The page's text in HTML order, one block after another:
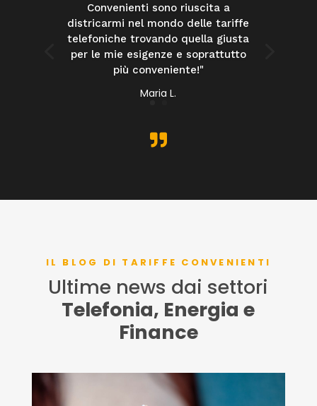
Convenienti sono riuscita a
districarmi nel mondo delle tariffe
telefoniche trovando quella giusta
per le mie esigenze e soprattutto
più conveniente!"
Maria L.

IL BLOG DI TARIFFE CONVENIENTI
Ultime news dai settori
Telefonia, Energia e
Finance